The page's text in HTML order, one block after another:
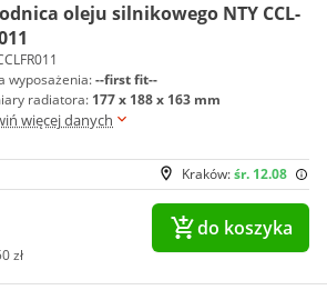
oleju silnikowego NTY CCL-
wyposażenia:--first fit--
radiatora: 177 x 188 x 163 mm
więcej danych
Kraków:śr. 12.08
zł
do koszyka